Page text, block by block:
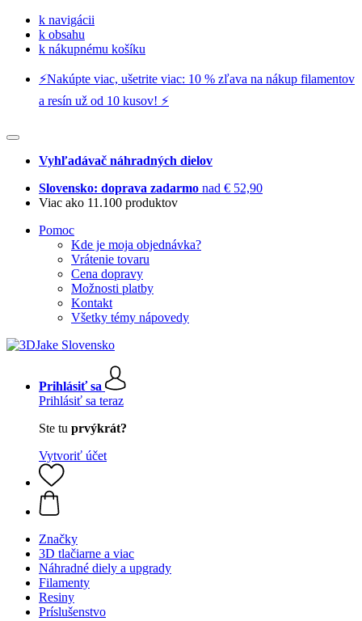
k navigácii
k obsahu
k nákupnému košíku
⚡️Nakúpte viac, ušetrite viac: 10 % zľava na nákup filamentov
a resín už od 10 kusov! ⚡️
Vyhľadávač náhradných dielov
Slovensko: doprava zadarmo nad € 52,90
Viac ako 11.100 produktov
Pomoc
Kde je moja objednávka?
Vrátenie tovaru
Cena dopravy
Možnosti platby
Kontakt
Všetky témy nápovedy
Prihlásiť sa
Prihlásiť sa teraz
Ste tu prvýkrát?
Vytvoriť účet
Značky
3D tlačiarne a viac
Náhradné diely a upgrady
Filamenty
Resiny
Príslušenstvo